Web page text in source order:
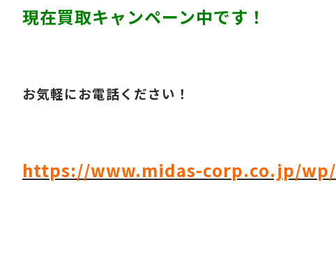
現在買取キャンペーン中です！
お気軽にお電話ください！
https://www.midas-corp.co.jp/wp/